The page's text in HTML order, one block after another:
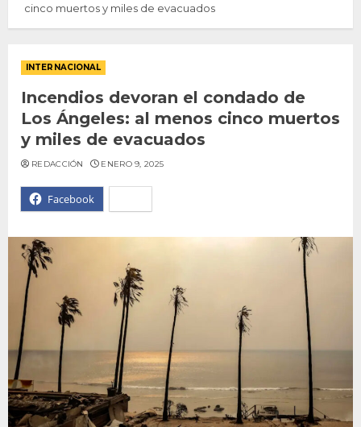
cinco muertos y miles de evacuados
INTERNACIONAL
Incendios devoran el condado de
Los Ángeles: al menos cinco muertos
y miles de evacuados
Facebook
REDACCIÓN ENERO 9, 2025